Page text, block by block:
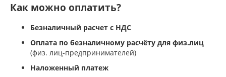
Как можно оплатить?
Безналичный расчет с НДС
Оплата по безналичному расчёту для физ.лиц
(физ. лиц-предпринимателей)
Наложенный платеж